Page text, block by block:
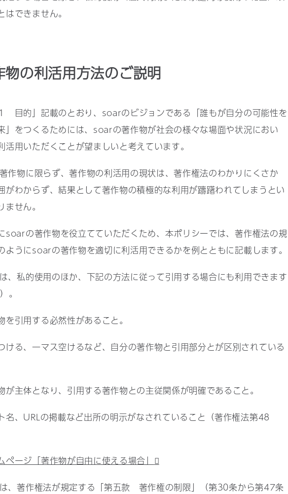
できません。
の利活用方法のご説明
目的」記載のとおり、soarのビジョンである「誰もが自分の可能性を
」をつくるためには、soarの著作物が社会の様々な場面や状況におい
活用いただくことが望ましいと考えています。
作物に限らず、著作物の利活用の現状は、著作権法のわかりにくさか
がわからず、結果として著作物の積極的な利用が躊躇われてしまうとい
せん。
soarの著作物を役立てていただくため、本ポリシーでは、著作権法の規
ようにsoarの著作物を適切に利活用できるかを例とともに記載します。
私的使用のほか、下記の方法に従って引用する場合にも利用できます
。
を引用する必然性があること。
ける、一マス空けるなど、自分の著作物と引用部分とが区別されている
が主体となり、引用する著作物との主従関係が明確であること。
名、URLの掲載など出所の明示がなされていること（著作権法第48
ページ「著作物が自由に使える場合」
、著作権法が規定する「第五款 著作権の制限」（第30条から第47条